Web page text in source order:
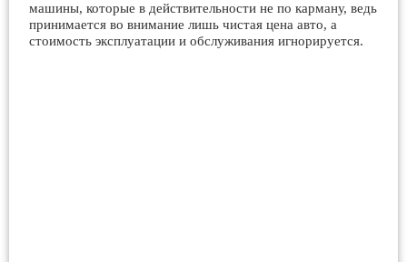
машины, которые в действительности не по карману, ведь
принимается во внимание лишь чистая цена авто, а
стоимость эксплуатации и обслуживания игнорируется.